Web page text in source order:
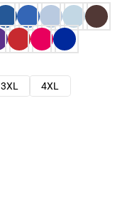
3XL
4XL